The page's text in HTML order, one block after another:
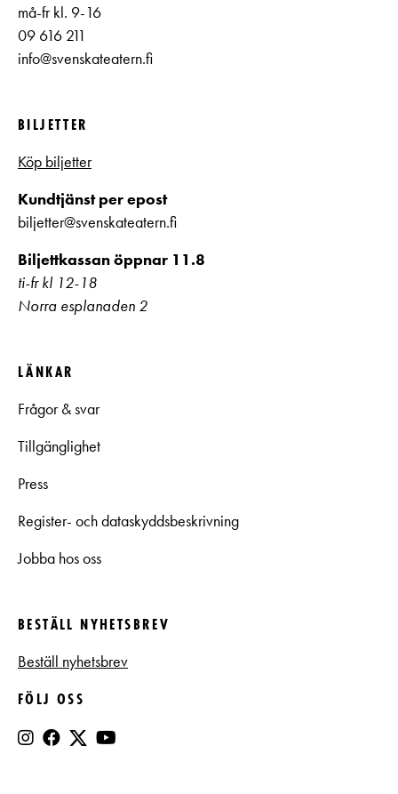
må-fr kl. 9-16
09 616 211
info@svenskateatern.fi
BILJETTER
Köp biljetter
Kundtjänst per epost
biljetter@svenskateatern.fi
Biljettkassan öppnar 11.8
ti-fr kl 12-18
Norra esplanaden 2
LÄNKAR
Frågor & svar
Tillgänglighet
Press
Register- och dataskyddsbeskrivning
Jobba hos oss
BESTÄLL NYHETSBREV
Beställ nyhetsbrev
FÖLJ OSS